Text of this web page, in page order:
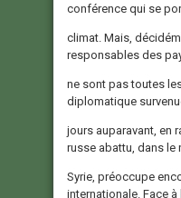
conférence qui se
climat. Mais,
responsables des
ne sont pas toutes
diplomatique
jours auparavant, en
russe abattu, dans le
Syrie, préoccupe
internationale. Face